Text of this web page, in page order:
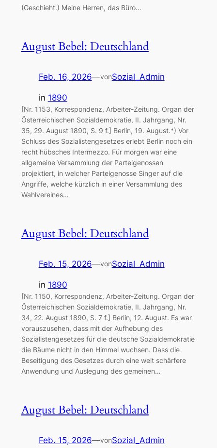
(Geschieht.) Meine Herren, das Büro…
August Bebel: Deutschland
Feb. 16, 2026—vonSozial_Admin
in 1890
[Nr. 1153, Korrespondenz, Arbeiter-Zeitung. Organ der
Österreichischen Sozialdemokratie, II. Jahrgang, Nr.
35, 29. August 1890, S. 9 f.] Berlin, 19. August.*) Vor
Schluss des Sozialistengesetzes erlebt Berlin noch ein
recht hübsches Intermezzo. Für morgen war eine
allgemeine Versammlung der Parteigenossen
projektiert, in welcher Parteigenosse Singer auf die
Angriffe, welche kürzlich in einer Versammlung des
Wahlvereines…
August Bebel: Deutschland
Feb. 15, 2026—vonSozial_Admin
in 1890
[Nr. 1150, Korrespondenz, Arbeiter-Zeitung. Organ der
Österreichischen Sozialdemokratie, II. Jahrgang, Nr.
34, 22. August 1890, S. 7 f.] Berlin, 12. August. Es war
vorauszusehen, dass mit der Aufhebung des
Sozialistengesetzes für die deutsche Sozialdemokratie
die Bäume nicht in den Himmel wuchsen. Dass die
Beseitigung des Gesetzes durch eine weit schärfere
Anwendung und Auslegung des gemeinen…
August Bebel: Deutschland
Feb. 15, 2026—vonSozial_Admin